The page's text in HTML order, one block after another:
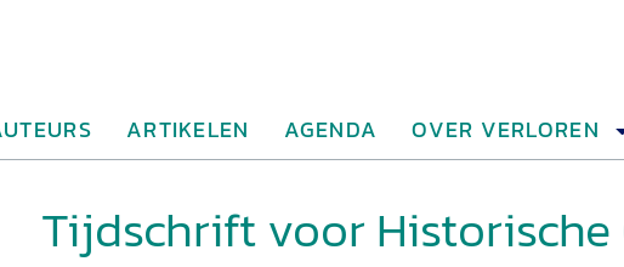
ARTIKELEN AGENDA OVER VERLOREN
Tijdschrift voor Historische